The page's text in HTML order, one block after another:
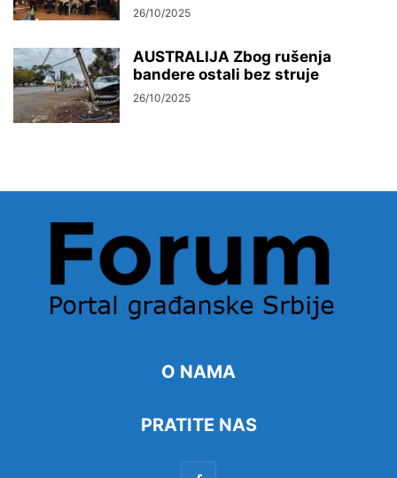
26/10/2025
AUSTRALIJA Zbog rušenja
bandere ostali bez struje
26/10/2025
O NAMA
PRATITE NAS